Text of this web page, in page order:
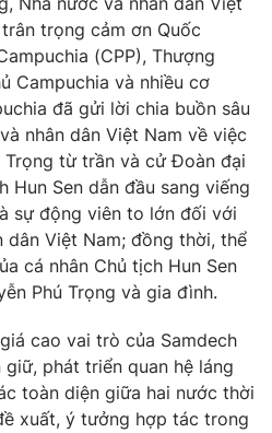
Shorts video
VTV Thể thao
Bất động sản
Tấm lòng Việt
Vươn mình bằng AI
VTV8
English
trọng cảm ơn Quốc
(CPP), Thượng
Campuchia và nhiều cơ
đã gửi lời chia buồn sâu
nhân dân Việt Nam về việc
Trọng từ trần và cử Đoàn đại
Hun Sen dẫn đầu sang viếng
sự động viên to lớn đối với
dân Việt Nam; đồng thời, thể
cá nhân Chủ tịch Hun Sen
Phú Trọng và gia đình.
cao vai trò của Samdech
phát triển quan hệ láng
toàn diện giữa hai nước thời
xuất, ý tưởng hợp tác trong